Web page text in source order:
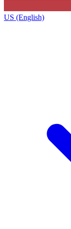
US (English)